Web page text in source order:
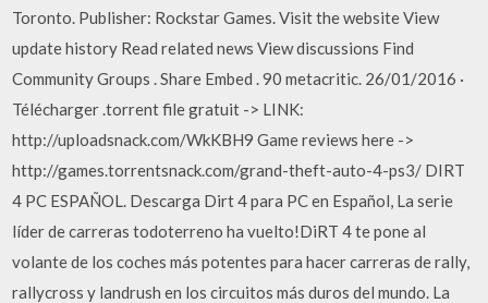
Toronto. Publisher: Rockstar Games. Visit the website View
update history Read related news View discussions Find
Community Groups . Share Embed . 90 metacritic. 26/01/2016 ·
Télécharger .torrent file gratuit -> LINK:
http://uploadsnack.com/WkKBH9 Game reviews here ->
http://games.torrentsnack.com/grand-theft-auto-4-ps3/ DIRT
4 PC ESPAÑOL. Descarga Dirt 4 para PC en Español, La serie
líder de carreras todoterreno ha vuelto!DiRT 4 te pone al
volante de los coches más potentes para hacer carreras de rally,
rallycross y landrush en los circuitos más duros del mundo. La